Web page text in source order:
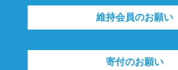
維持会員のお願い
寄付のお願い